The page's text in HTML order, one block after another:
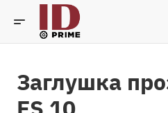
Заглушка